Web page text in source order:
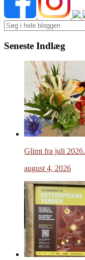
Seneste Indlæg
Glimt fra juli 2026.
august 4, 2026